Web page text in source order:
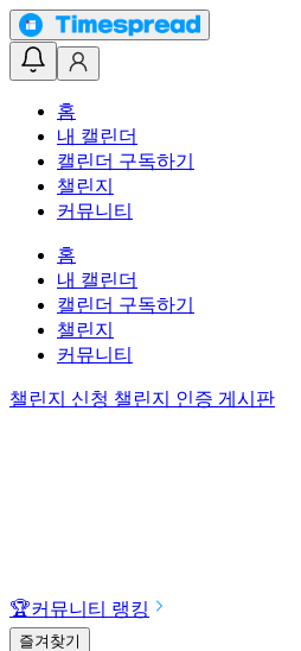
홈
내 캘린더
캘린더 구독하기
챌린지
커뮤니티
홈
내 캘린더
캘린더 구독하기
챌린지
커뮤니티
챌린지 신청 챌린지 인증 게시판
🏆커뮤니티 랭킹
즐겨찾기